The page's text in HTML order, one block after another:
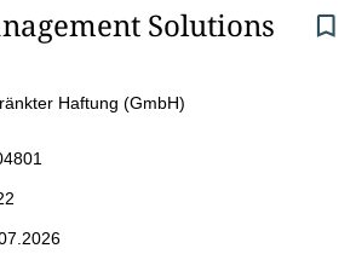
Solutions
Haftung (GmbH)